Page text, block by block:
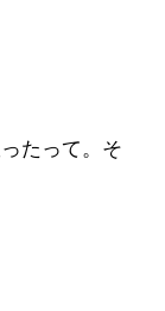
たって。そ